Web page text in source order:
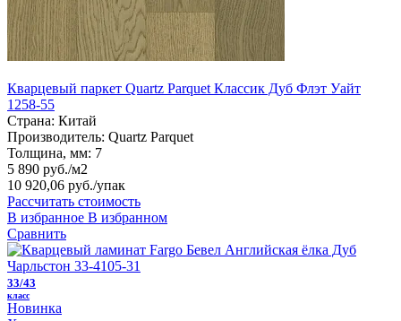
Кварцевый паркет Quartz Parquet Классик Дуб Флэт Уайт
1258-55
Страна: Китай
Производитель: Quartz Parquet
Толщина, мм: 7
5 890 руб./м2
10 920,06 руб./упак
Рассчитать стоимость
В избранное В избранном
Сравнить
33/43
класс
Новинка